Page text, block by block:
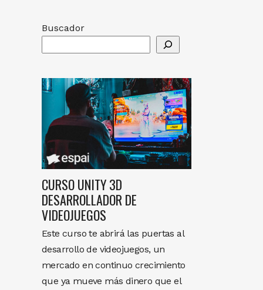
Buscador
CURSO UNITY 3D
DESARROLLADOR DE
VIDEOJUEGOS
Este curso te abrirá las puertas al
desarrollo de videojuegos, un
mercado en continuo crecimiento
que ya mueve más dinero que el